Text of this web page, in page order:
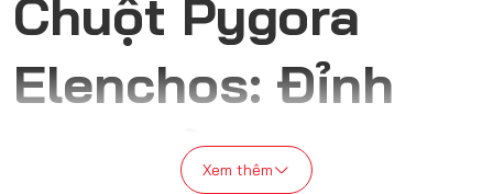
Chuột Pygora
Elenchos: Đỉnh
Cao Trải Nghiệm
Xem thêm